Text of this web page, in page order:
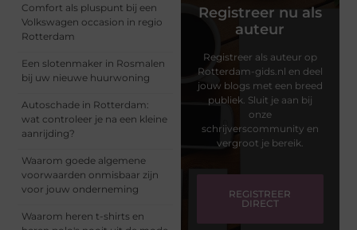
Comfort als pluspunt bij een
Volkswagen occasion in regio
Rotterdam
Een slotenmaker in Rosmalen
bij uw nieuwe huurwoning
Autoschade in Rotterdam:
wat controleer je na een kleine
aanrijding?
Waarom goede algemene
voorwaarden onmisbaar zijn
voor jouw onderneming
Waarom heren t-shirts en
Registreer nu als
auteur
Registreer als auteur op
Rotterdam-gids.nl en deel
jouw blogs met een breed
publiek. Sluit je aan bij
onze
schrijverscommunity en
vergroot je bereik.
REGISTREER
DIRECT